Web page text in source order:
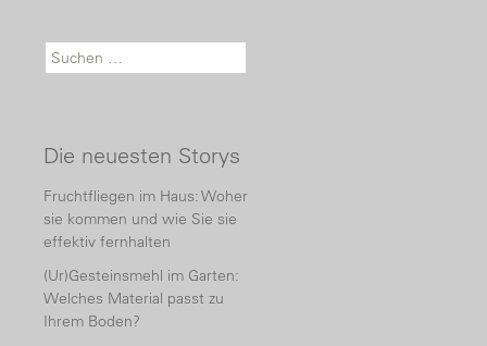
Suche nach:
Die neuesten Storys
Fruchtfliegen im Haus: Woher
sie kommen und wie Sie sie
effektiv fernhalten
(Ur)Gesteinsmehl im Garten:
Welches Material passt zu
Ihrem Boden?